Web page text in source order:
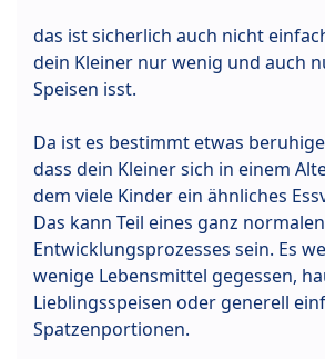
das ist sicherlich auch nicht
dein Kleiner nur wenig und auch
Speisen isst.
Da ist es bestimmt etwas
dass dein Kleiner sich in einem
dem viele Kinder ein ähnliches
Das kann Teil eines ganz normalen
Entwicklungsprozesses sein. Es
wenige Lebensmittel gegessen,
Lieblingsspeisen oder generell
Spatzenportionen.